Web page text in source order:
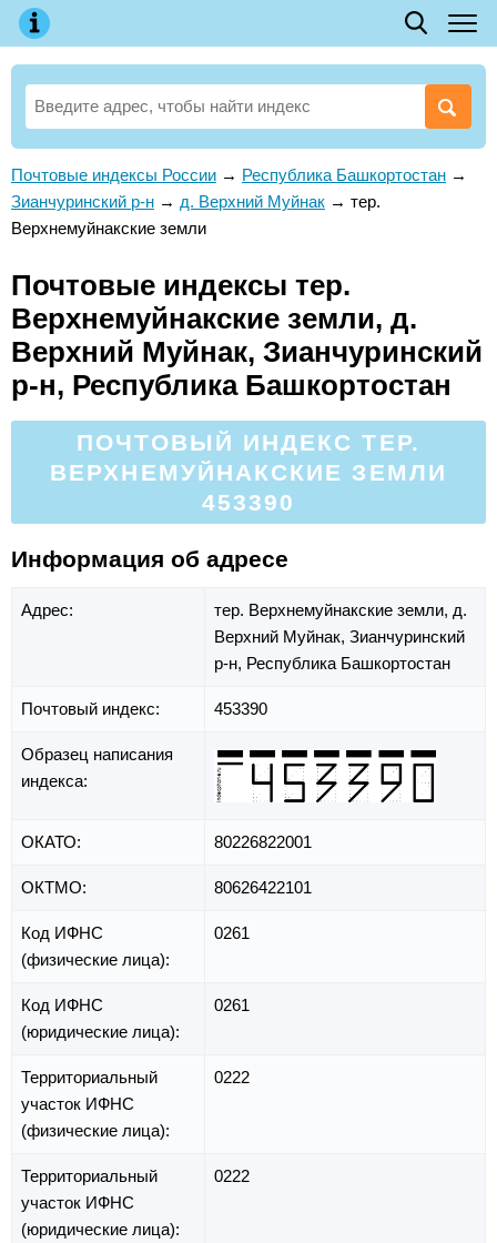
Почтовые индексы России → Республика Башкортостан →
Зианчуринский р-н → д. Верхний Муйнак → тер.
Верхнемуйнакские земли
Почтовые индексы тер.
Верхнемуйнакские земли, д.
Верхний Муйнак, Зианчуринский
р-н, Республика Башкортостан
ПОЧТОВЫЙ ИНДЕКС ТЕР.
ВЕРХНЕМУЙНАКСКИЕ ЗЕМЛИ
453390
Информация об адресе
Адрес: тер. Верхнемуйнакские земли, д.
Верхний Муйнак, Зианчуринский
р-н, Республика Башкортостан
Почтовый индекс: 453390
Образец написания
индекса:
ОКАТО: 80226822001
ОКТМО: 80626422101
Код ИФНС
(физические лица):
0261
Код ИФНС
(юридические лица):
0261
Территориальный
участок ИФНС
(физические лица):
0222
Территориальный
участок ИФНС
(юридические лица):
0222